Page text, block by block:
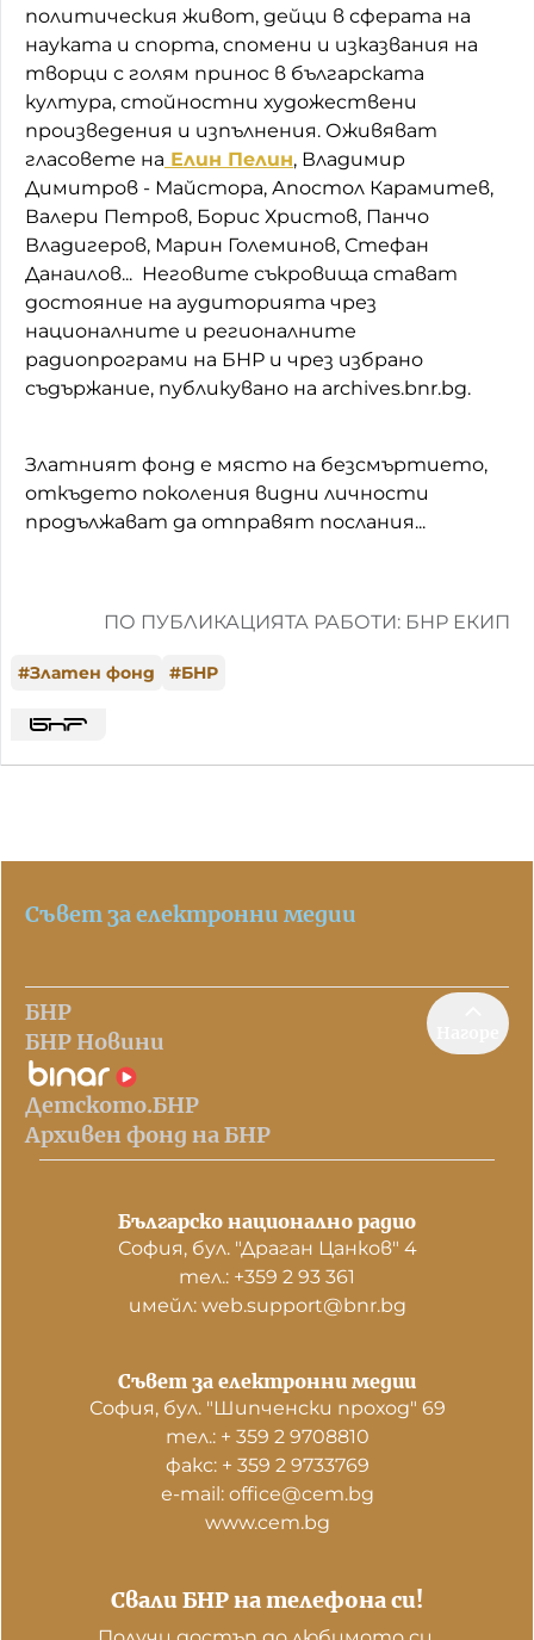
политическия живот, дейци в сферата на
науката и спорта, спомени и изказвания на
творци с голям принос в българската
култура, стойностни художествени
произведения и изпълнения. Оживяват
гласовете на Елин Пелин, Владимир
Димитров - Майстора, Апостол Карамитев,
Валери Петров, Борис Христов, Панчо
Владигеров, Марин Големинов, Стефан
Данаилов... Неговите съкровища стават
достояние на аудиторията чрез
националните и регионалните
радиопрограми на БНР и чрез избрано
съдържание, публикувано на archives.bnr.bg.
Златният фонд е място на безсмъртието,
откъдето поколения видни личности
продължават да отправят послания...
ПО ПУБЛИКАЦИЯТА РАБОТИ: БНР ЕКИП
#Златен фонд #БНР
Съвет за електронни медии
БНР
БНР Новини
Детското.БНР
Архивен фонд на БНР
Българско национално радио
София, бул. "Драган Цанков" 4
тел.: +359 2 93 361
имейл: web.support@bnr.bg
Свали БНР на телефона си!
Съвет за електронни медии
София, бул. "Шипченски проход" 69
тел.: + 359 2 9708810
факс: + 359 2 9733769
е-mail: office@cem.bg
www.cem.bg